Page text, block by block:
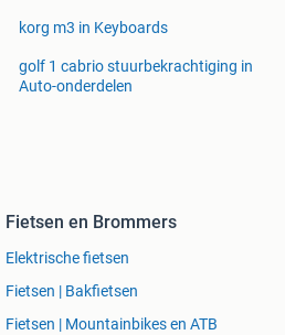
korg m3 in Keyboards
golf 1 cabrio stuurbekrachtiging in
Auto-onderdelen
Fietsen en Brommers
Elektrische fietsen
Fietsen | Bakfietsen
Fietsen | Mountainbikes en ATB